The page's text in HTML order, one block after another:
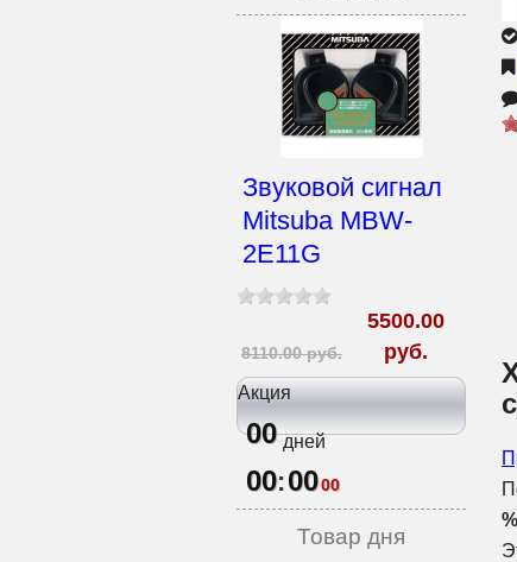
%
Звуковой сигнал
Mitsuba MBW-
2E11G
8110.00 руб.
5500.00
руб.
Акция
00 дней
00:0000
Товар дня